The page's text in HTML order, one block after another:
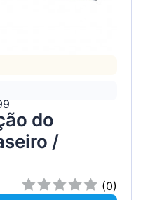
do
/
(0)